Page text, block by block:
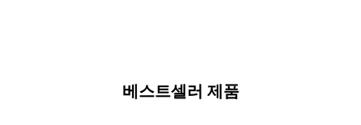
베스트셀러 제품